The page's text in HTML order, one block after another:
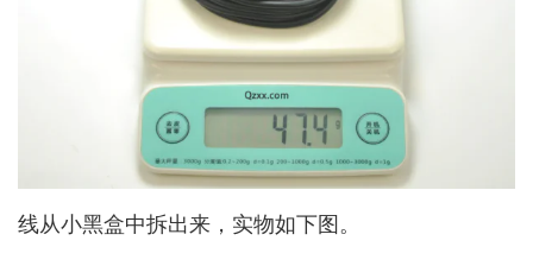
线从小黑盒中拆出来，实物如下图。